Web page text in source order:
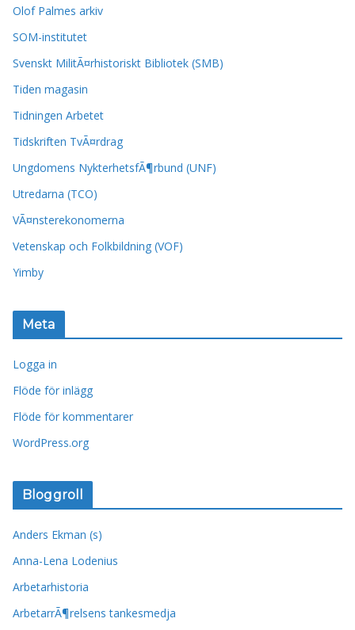
Olof Palmes arkiv
SOM-institutet
Svenskt MilitÃ¤rhistoriskt Bibliotek (SMB)
Tiden magasin
Tidningen Arbetet
Tidskriften TvÃ¤rdrag
Ungdomens NykterhetsfÃ¶rbund (UNF)
Utredarna (TCO)
VÃ¤nsterekonomerna
Vetenskap och Folkbildning (VOF)
Yimby
Meta
Logga in
Flöde för inlägg
Flöde för kommentarer
WordPress.org
Bloggroll
Anders Ekman (s)
Anna-Lena Lodenius
Arbetarhistoria
ArbetarrÃ¶relsens tankesmedja